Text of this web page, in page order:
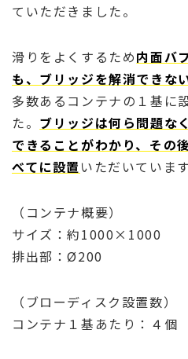
ていただきました。
滑りをよくするため内面バ
も、ブリッジを解消できな
多数あるコンテナの１基に
た。 ブリッジは何ら問題な
できることがわかり、その
べてに設置いただいています
（コンテナ概要）
サイズ：約1000×1000
排出部：Ø200
（ブローディスク設置数）
コンテナ１基あたり：４個